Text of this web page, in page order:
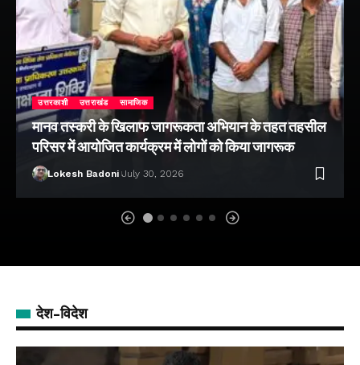
उत्तरकाशी उत्तराखंड सामाजिक
मानव तस्करी के खिलाफ जागरूकता अभियान के तहत तहसील
परिसर में आयोजित कार्यक्रम में लोगों को किया जागरूक
Lokesh Badoni July 30, 2026
देश-विदेश